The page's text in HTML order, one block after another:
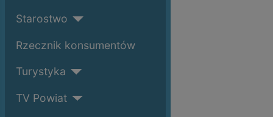
Starostwo
Rzecznik konsumentów
Turystyka
TV Powiat